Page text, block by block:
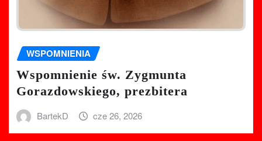
WSPOMNIENIA
Wspomnienie św. Zygmunta
Gorazdowskiego, prezbitera
BartekD cze 26, 2026